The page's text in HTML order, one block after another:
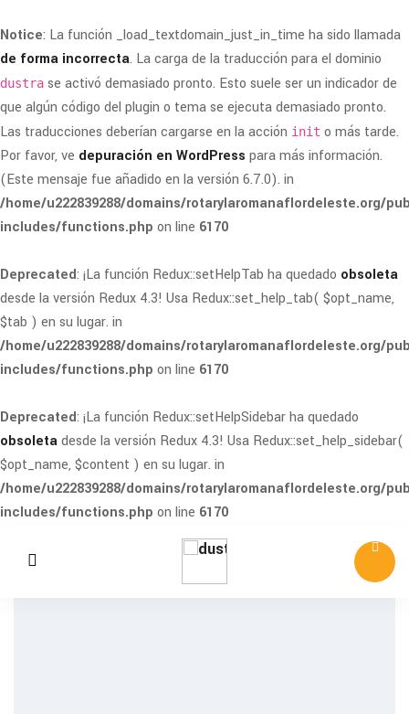
Notice: La función _load_textdomain_just_in_time ha sido llamada
de forma incorrecta. La carga de la traducción para el dominio
dustra se activó demasiado pronto. Esto suele ser un indicador de
que algún código del plugin o tema se ejecuta demasiado pronto.
Las traducciones deberían cargarse en la acción init o más tarde.
Por favor, ve depuración en WordPress para más información.
(Este mensaje fue añadido en la versión 6.7.0). in
/home/u222839288/domains/rotarylaromanaflordeleste.org/
includes/functions.php on line 6170
Deprecated: ¡La función Redux::setHelpTab ha quedado obsoleta
desde la versión Redux 4.3! Usa Redux::set_help_tab( $opt_name,
$tab ) en su lugar. in
/home/u222839288/domains/rotarylaromanaflordeleste.org/
includes/functions.php on line 6170
Deprecated: ¡La función Redux::setHelpSidebar ha quedado
obsoletadesde la versión Redux 4.3! Usa Redux::set_help_sidebar(
$opt_name, $content ) en su lugar. in
/home/u222839288/domains/rotarylaromanaflordeleste.org/
includes/functions.php on line 6170